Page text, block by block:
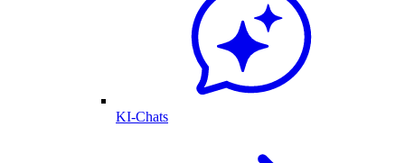
KI-Chats